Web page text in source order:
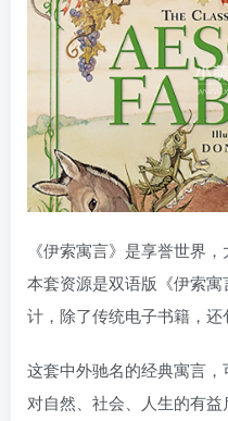
《伊索寓言》是享誉世界
本套资源是双语版《伊索
计，除了传统电子书籍，还
这套中外驰名的经典寓言
对自然、社会、人生的有益